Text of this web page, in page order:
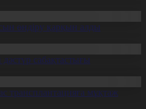
өндіру қарқын алды
сабақтастығы
трансплантацияға мұқтаж